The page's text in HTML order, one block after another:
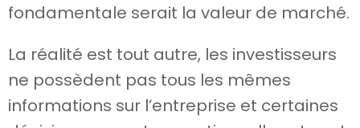
fondamentale serait la valeur de marché.
La réalité est tout autre, les investisseurs
ne possèdent pas tous les mêmes
informations sur l’entreprise et certaines